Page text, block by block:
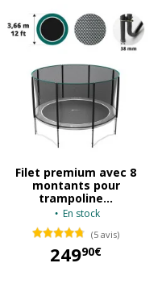
Filet premium avec 8
montants pour
trampoline...
En stock
(5 avis)
24990€